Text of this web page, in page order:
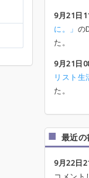
9月21日
に。」 の
た。
9月21日
リスト生
た。
最近
9月22日